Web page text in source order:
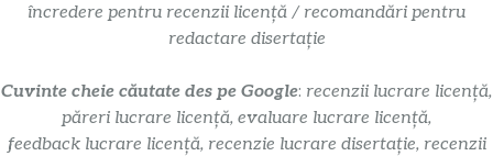
încredere pentru recenzii licență / recomandări pentru
redactare disertație
Cuvinte cheie căutate des pe Google: recenzii lucrare licență,
păreri lucrare licență, evaluare lucrare licență,
feedback lucrare licență, recenzie lucrare disertație, recenzii